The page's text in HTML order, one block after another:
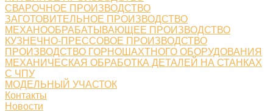
СВАРОЧНОЕ ПРОИЗВОДСТВО
ЗАГОТОВИТЕЛЬНОЕ ПРОИЗВОДСТВО
МЕХАНООБРАБАТЫВАЮЩЕЕ ПРОИЗВОДСТВО
КУЗНЕЧНО-ПРЕССОВОЕ ПРОИЗВОДСТВО
ПРОИЗВОДСТВО ГОРНОШАХТНОГО ОБОРУДОВАНИЯ
МЕХАНИЧЕСКАЯ ОБРАБОТКА ДЕТАЛЕЙ НА СТАНКАХ
С ЧПУ
МОДЕЛЬНЫЙ УЧАСТОК
Контакты
Новости